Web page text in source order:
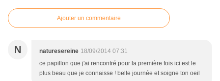
Ajouter un commentaire
N naturesereine 18/09/2014 07:31
ce papillon que j'ai rencontré pour la première fois ici est le
plus beau que je connaisse ! belle journée et soigne ton oeil